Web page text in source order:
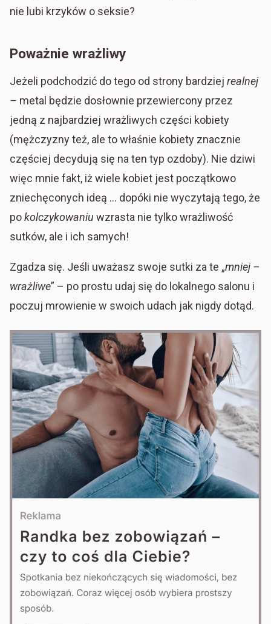
nie lubi krzyków o seksie?
Poważnie wrażliwy
Jeżeli podchodzić do tego od strony bardziej realnej
– metal będzie dosłownie przewiercony przez
jedną z najbardziej wrażliwych części kobiety
(mężczyzny też, ale to właśnie kobiety znacznie
częściej decydują się na ten typ ozdoby). Nie dziwi
więc mnie fakt, iż wiele kobiet jest początkowo
zniechęconych ideą … dopóki nie wyczytają tego, że
pokolczykowaniu wzrasta nie tylko wrażliwość
sutków, ale i ich samych!
Zgadza się. Jeśli uważasz swoje sutki za te „mniej –
wrażliwe” – po prostu udaj się do lokalnego salonu i
poczuj mrowienie w swoich udach jak nigdy dotąd.